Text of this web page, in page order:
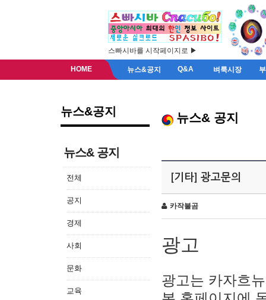
스빠시바를 시작페이지로 ▶
HOME 뉴스&공지 Q&A 벼룩시장
뉴스&공지
뉴스& 공지
전체
공지
경제
사회
문화
교육
뉴스& 공지
[기타] 광고문의
카작불곰
광고
광고는 카자흐